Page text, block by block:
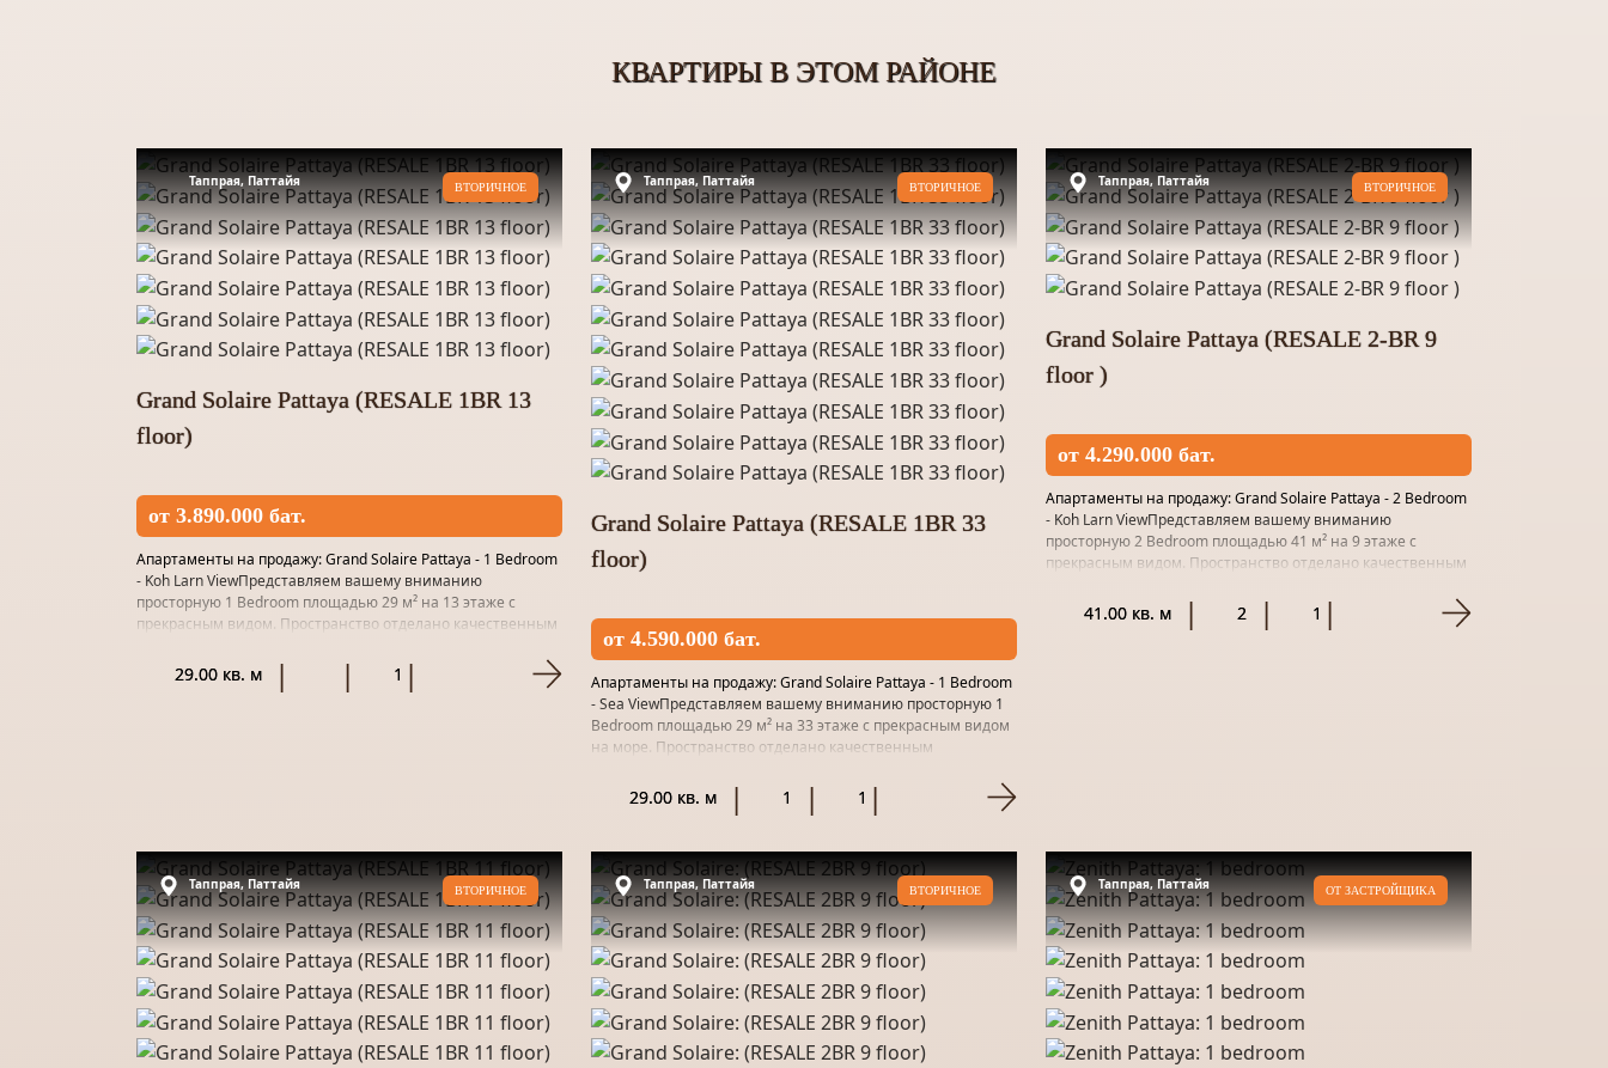
КВАРТИРЫ В ЭТОМ РАЙОНЕ
Таппрая, Паттайя ВТОРИЧНОЕ
Grand Solaire Pattaya (RESALE 1BR 13
floor)
от 3.890.000 бат.
Апартаменты на продажу: Grand Solaire Pattaya - 1 Bedroom
- Koh Larn ViewПредставляем вашему вниманию
просторную 1 Bedroom площадью 29 м² на 13 этаже с
прекрасным видом. Пространство отделано качественным
29.00 кв. м 1
Таппрая, Паттайя ВТОРИЧНОЕ
Grand Solaire Pattaya (RESALE 1BR 33
floor)
от 4.590.000 бат.
Апартаменты на продажу: Grand Solaire Pattaya - 1 Bedroom
- Sea ViewПредставляем вашему вниманию просторную 1
Bedroom площадью 29 м² на 33 этаже с прекрасным видом
на море. Пространство отделано качественным
29.00 кв. м 1 1
Таппрая, Паттайя ВТОРИЧНОЕ
Grand Solaire Pattaya (RESALE 2-BR 9
floor )
от 4.290.000 бат.
Апартаменты на продажу: Grand Solaire Pattaya - 2 Bedroom
- Koh Larn ViewПредставляем вашему вниманию
просторную 2 Bedroom площадью 41 м² на 9 этаже с
прекрасным видом. Пространство отделано качественным
41.00 кв. м 2 1
Таппрая, Паттайя ВТОРИЧНОЕ Таппрая, Паттайя ВТОРИЧНОЕ Таппрая, Паттайя ОТ ЗАСТРОЙЩИКА